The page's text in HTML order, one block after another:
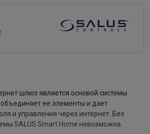
шлюз является основой системы
объединяет ее элементы и дает
и управления через интернет. Без
SALUS Smart Home невозможна.